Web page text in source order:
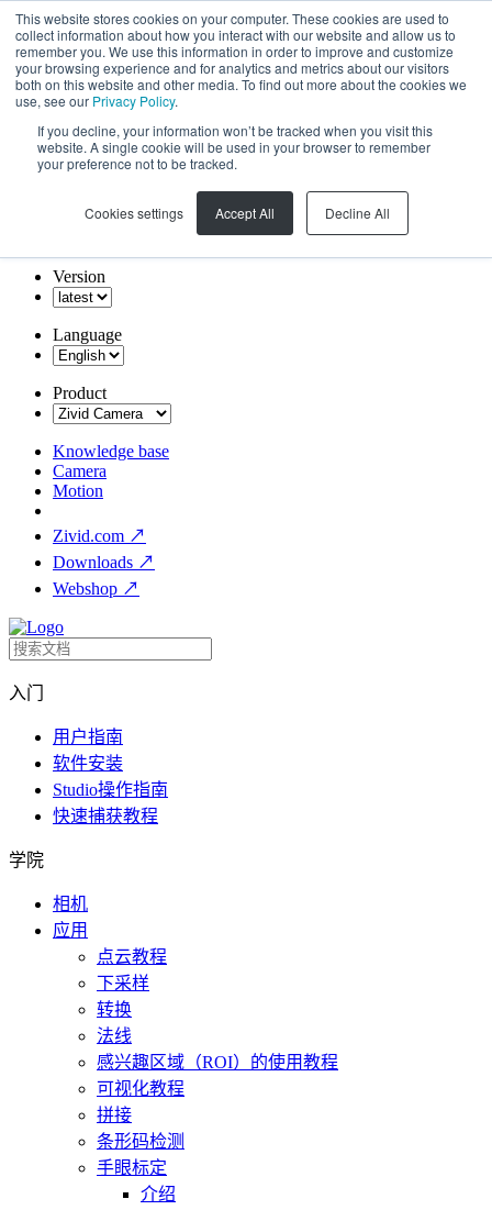
This website stores cookies on your computer. These cookies are used to
collect information about how you interact with our website and allow us to
remember you. We use this information in order to improve and customize
your browsing experience and for analytics and metrics about our visitors
both on this website and other media. To find out more about the cookies we
use, see our Privacy Policy.
If you decline, your information won’t be tracked when you visit this
website. A single cookie will be used in your browser to remember
your preference not to be tracked.
Cookies settings Accept All Decline All
Version
Language
Product
Knowledge base
Camera
Motion
Zivid.com ↗
Downloads ↗
Webshop ↗
入门
用户指南
软件安装
Studio操作指南
快速捕获教程
学院
相机
应用
点云教程
下采样
转换
法线
感兴趣区域（ROI）的使用教程
可视化教程
拼接
条形码检测
手眼标定
介绍